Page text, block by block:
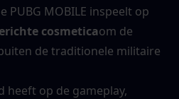
cosmeticaom de
de traditionele militaire
heeft op de gameplay,